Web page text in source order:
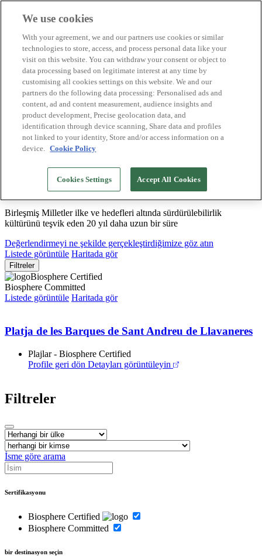
Biosphere Şirketlerini
Değerlendirmeyi nasıl yapıyoruz
Biz kimiz
TR
English
Español
Português
Français
Català
Deutsch
Sürdürülebilir modeller oluşturuyor ve iyi
uygulamaları tasdikliyoruz
Birleşmiş Milletler ilke ve hedefleri altında sürdürülebilirlik
kültürünü teşvik eden 20 yıl daha uzun bir süre
Değerlendirmeyi ne şekilde gerçekleştirdiğimize göz atın
Listede görüntüle Haritada gör
Filtreler
Biosphere Certified
Biosphere Committed
Listede görüntüle Haritada gör
Platja de les Barques de Sant Andreu de Llavaneres
Plajlar - Biosphere Certified
Profile geri dön Detayları görüntüleyin
Filtreler
İsme göre arama
Sertifikasyonu
Biosphere Certified
Biosphere Committed
bir destinasyon seçin
We use cookies
With your agreement, we and our partners use cookies or similar
technologies to store, access, and process personal data like your
visit on this website. You can withdraw your consent or object to
data processing based on legitimate interest at any time by
customising all cookies settings on this website. We and our
partners do the following data processing: Personalised ads and
content, ad and content measurement, audience insights and
product development, Precise geolocation data, and
identification through device scanning, Share data and profiles
not linked to your identity, Store and/or access information on a
device. Cookie Policy
Cookies Settings Accept All Cookies